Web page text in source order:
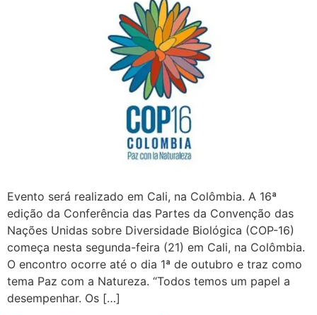
Evento será realizado em Cali, na Colômbia. A 16ª
edição da Conferência das Partes da Convenção das
Nações Unidas sobre Diversidade Biológica (COP-16)
começa nesta segunda-feira (21) em Cali, na Colômbia.
O encontro ocorre até o dia 1ª de outubro e traz como
tema Paz com a Natureza. “Todos temos um papel a
desempenhar. Os […]